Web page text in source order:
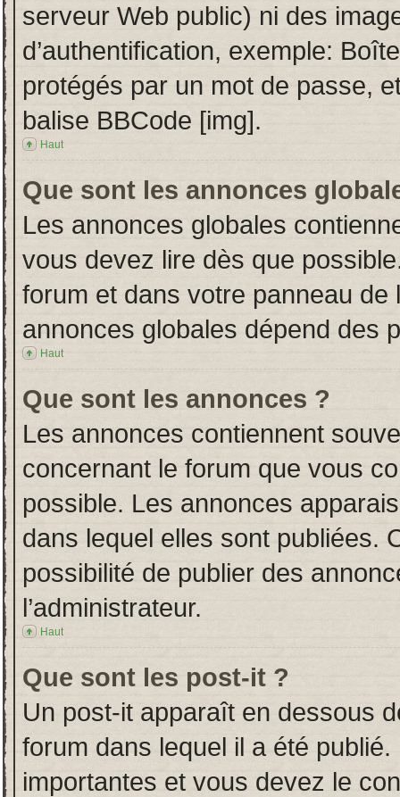
serveur Web public) ni des
d’authentification, exemple:
protégés par un mot de passe,
balise BBCode [img].
Haut
Que sont les annonces
Les annonces globales
vous devez lire dès que
forum et dans votre panneau de
annonces globales dépend des
Haut
Que sont les annonces ?
Les annonces contiennent
concernant le forum que vous
possible. Les annonces
dans lequel elles sont publiées.
possibilité de publier des
l’administrateur.
Haut
Que sont les post-it ?
Un post-it apparaît en dessous
forum dans lequel il a été
importantes et vous devez le